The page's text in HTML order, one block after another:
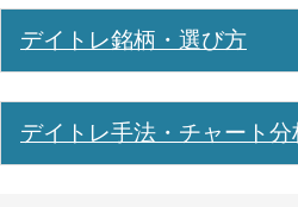
デイトレ銘柄・選び方
デイトレ手法・チャート分